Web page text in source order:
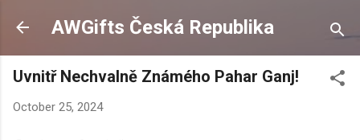
Skip to main content
AWGifts Česká Republika
Uvnitř Nechvalně Známého Pahar Ganj!
October 25, 2024